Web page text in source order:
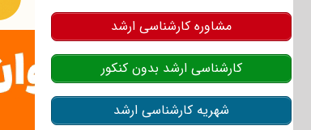
مشاوره کارشناسی ارشد
کارشناسی ارشد بدون کنکور
شهریه کارشناسی ارشد